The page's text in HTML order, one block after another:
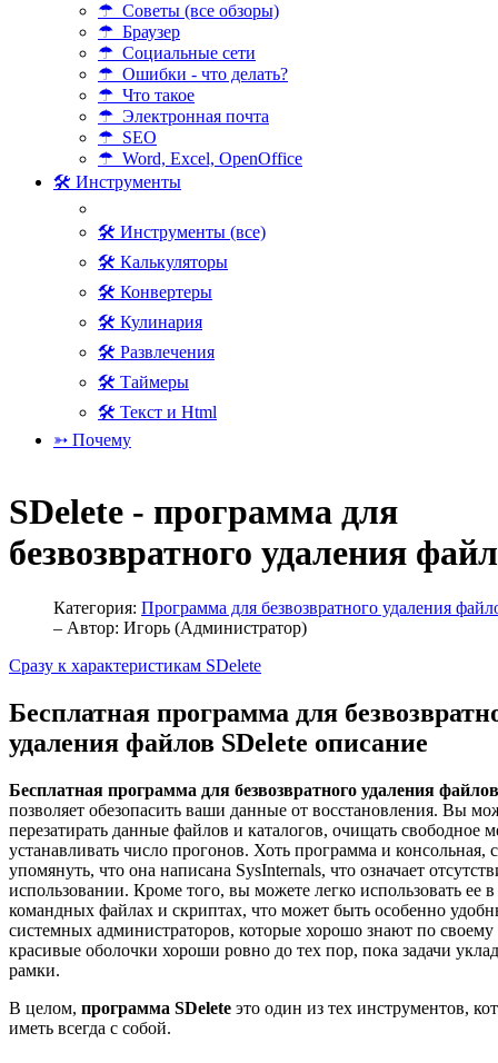
☂ Советы (все обзоры)
☂ Браузер
☂ Социальные сети
☂ Ошибки - что делать?
☂ Что такое
☂ Электронная почта
☂ SEO
☂ Word, Excel, OpenOffice
🛠 Инструменты
🛠 Инструменты (все)
🛠 Калькуляторы
🛠 Конвертеры
🛠 Кулинария
🛠 Развлечения
🛠 Таймеры
🛠 Текст и Html
➳ Почему
SDelete - программа для
безвозвратного удаления
Категория: Программа для безвозвратного удаления
– Автор: Игорь (Администратор)
Сразу к характеристикам SDelete
Бесплатная программа для
удаления файлов SDelete описание
Бесплатная программа для безвозвратного удаления
позволяет обезопасить ваши данные от восстановления. Вы
перезатирать данные файлов и каталогов, очищать свободное
устанавливать число прогонов. Хоть программа и консольная,
упомянуть, что она написана SysInternals, что означает
использовании. Кроме того, вы можете легко использовать ее
командных файлах и скриптах, что может быть особенно
системных администраторов, которые хорошо знают по своему
красивые оболочки хороши ровно до тех пор, пока задачи
рамки.
В целом, программа SDelete это один из тех инструментов,
иметь всегда с собой.